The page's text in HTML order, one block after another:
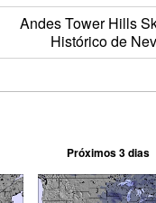
Andes Tower Hills
Histórico de
Próximos 3 dias